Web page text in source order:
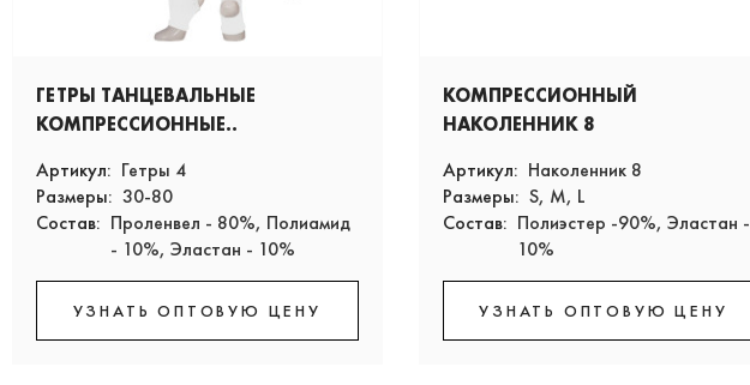
ГЕТРЫ ТАНЦЕВАЛЬНЫЕ
КОМПРЕССИОННЫЕ..
Артикул: Гетры 4
Размеры: 30-80
Состав: Проленвел - 80%, Полиамид
- 10%, Эластан - 10%
УЗНАТЬ ОПТОВУЮ ЦЕНУ
КОМПРЕССИОННЫЙ
НАКОЛЕННИК 8
Артикул: Наколенник 8
Размеры: S, M, L
Состав: Полиэстер -90%, Эластан -
10%
УЗНАТЬ ОПТОВУЮ ЦЕНУ